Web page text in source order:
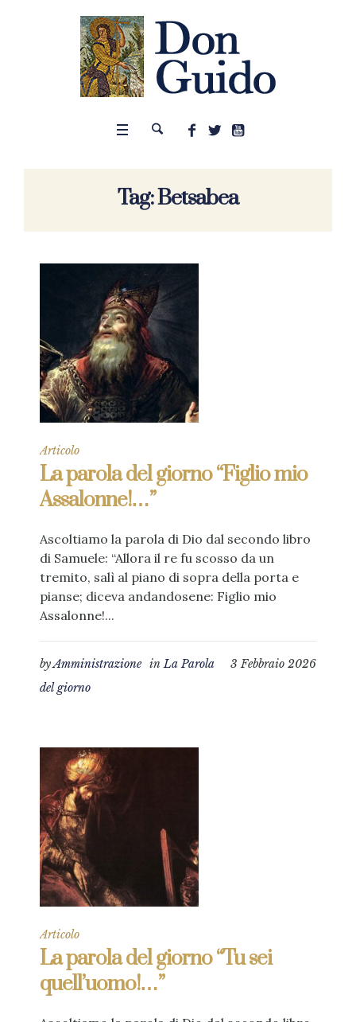
Tag:Betsabea
Articolo
La parola del giorno “Figlio mio
Assalonne!…”
Ascoltiamo la parola di Dio dal secondo libro
di Samuele: “Allora il re fu scosso da un
tremito, salì al piano di sopra della porta e
pianse; diceva andandosene: Figlio mio
Assalonne!...
3 Febbraio 2026
byAmministrazione inLa Parola
del giorno
Articolo
La parola del giorno “Tu sei
quell’uomo!…”